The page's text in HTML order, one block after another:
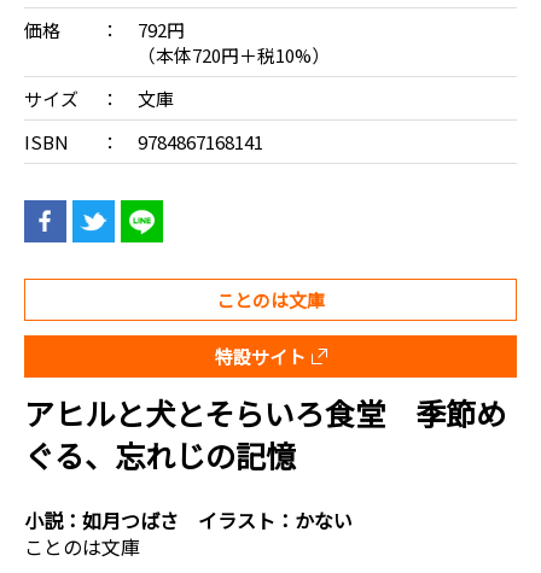
価格
792円
（本体720円＋税10%）
サイズ
文庫
ISBN
9784867168141
ことのは文庫
特設サイト
アヒルと犬とそらいろ食堂 季節め
ぐる、忘れじの記憶
小説： 如月つばさ イラスト： かない
ことのは文庫